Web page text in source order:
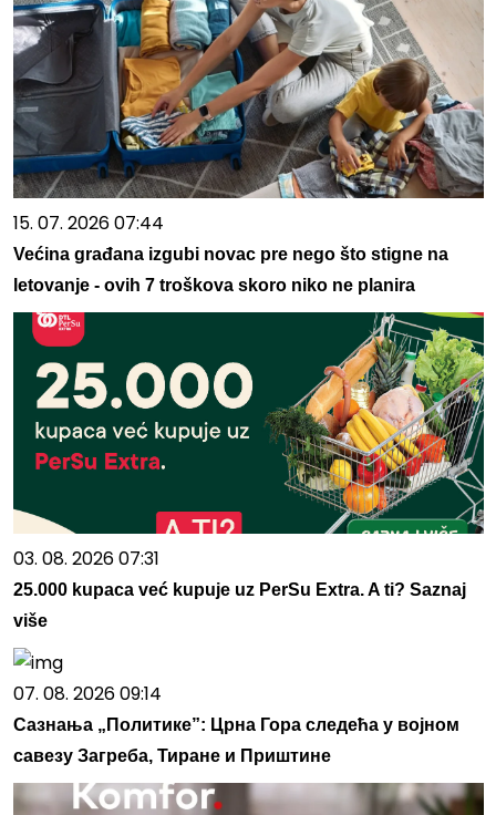
15. 07. 2026 07:44
Većina građana izgubi novac pre nego što stigne na
letovanje - ovih 7 troškova skoro niko ne planira
03. 08. 2026 07:31
25.000 kupaca već kupuje uz PerSu Extra. A ti? Saznaj
više
07. 08. 2026 09:14
Сазнања „Политике”: Црна Гора следећа у војном
савезу Загреба, Тиране и Приштине